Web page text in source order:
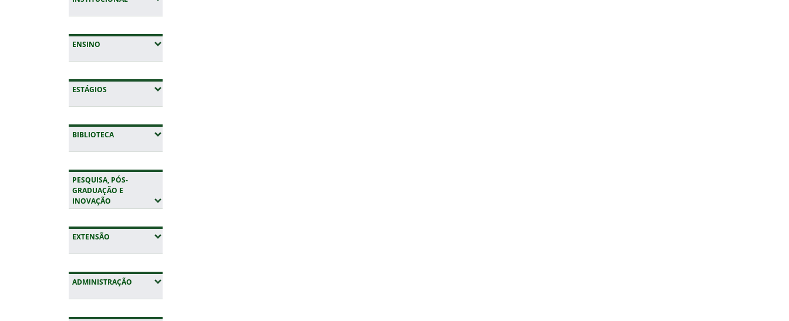
ENSINO (EXPANDIR SUBMENUS)
ESTÁGIOS (EXPANDIR SUBMENUS)
BIBLIOTECA(EXPANDIR SUBMENUS)
PESQUISA, PÓS-
GRADUAÇÃO E
INOVAÇÃO (EXPANDIR SUBMENUS)
EXTENSÃO (EXPANDIR SUBMENUS)
ADMINISTRAÇÃO (EXPANDIR SUBMENUS)